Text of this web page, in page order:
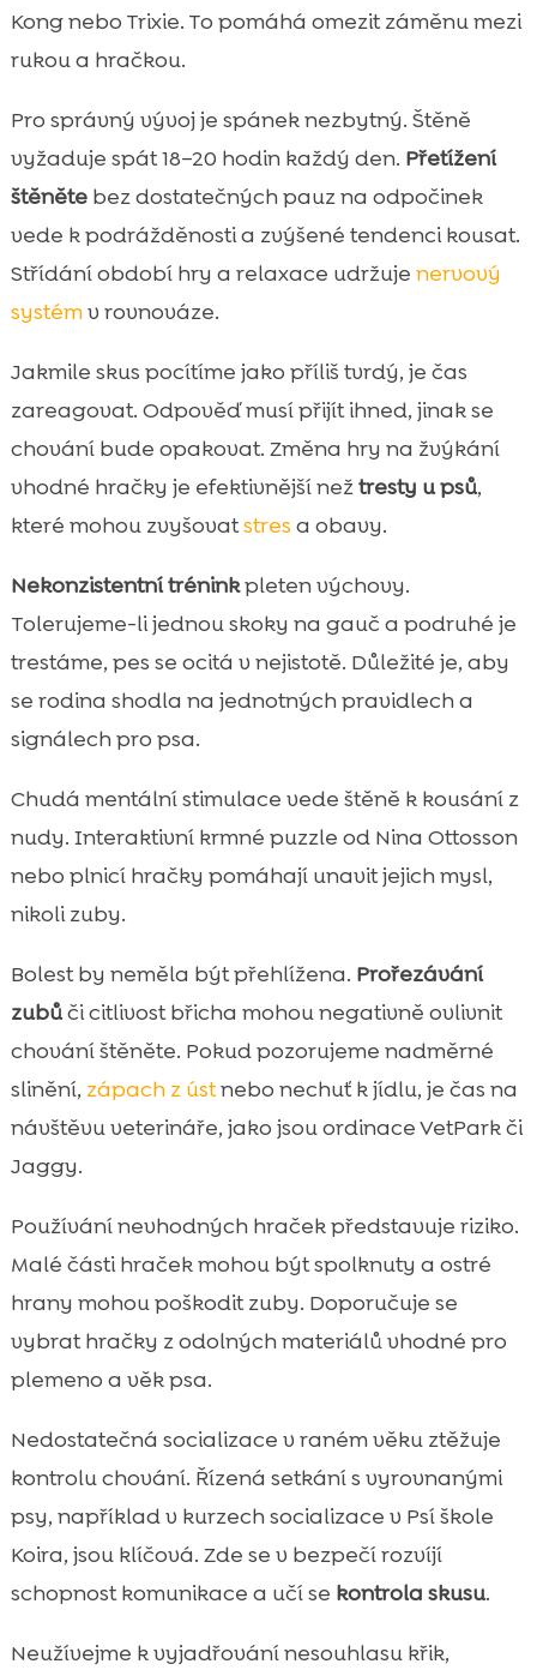
Kong nebo Trixie. To pomáhá omezit záměnu mezi
rukou a hračkou.
Pro správný vývoj je spánek nezbytný. Štěně
vyžaduje spát 18–20 hodin každý den. Přetížení
štěnětebez dostatečných pauz na odpočinek
vede k podrážděnosti a zvýšené tendenci kousat.
Střídání období hry a relaxace udržuje nervový
systémv rovnováze.
Jakmile skus pocítíme jako příliš tvrdý, je čas
zareagovat. Odpověď musí přijít ihned, jinak se
chování bude opakovat. Změna hry na žvýkání
vhodné hračky je efektivnější nežtresty u psů,
které mohou zvyšovatstres a obavy.
Nekonzistentní tréninkpleten výchovy.
Tolerujeme-li jednou skoky na gauč a podruhé je
trestáme, pes se ocitá v nejistotě. Důležité je, aby
se rodina shodla na jednotných pravidlech a
signálech pro psa.
Chudá mentální stimulace vede štěně k kousání z
nudy. Interaktivní krmné puzzle od Nina Ottosson
nebo plnicí hračky pomáhají unavit jejich mysl,
nikoli zuby.
Bolest by neměla být přehlížena. Prořezávání
zubůči citlivost břicha mohou negativně ovlivnit
chování štěněte. Pokud pozorujeme nadměrné
slinění, zápach z ústnebo nechuť k jídlu, je čas na
návštěvu veterináře, jako jsou ordinace VetPark či
Jaggy.
Používání nevhodných hraček představuje riziko.
Malé části hraček mohou být spolknuty a ostré
hrany mohou poškodit zuby. Doporučuje se
vybrat hračky z odolných materiálů vhodné pro
plemeno a věk psa.
Nedostatečná socializace v raném věku ztěžuje
kontrolu chování. Řízená setkání s vyrovnanými
psy, například v kurzech socializace v Psí škole
Koira, jsou klíčová. Zde se v bezpečí rozvíjí
schopnost komunikace a učí se kontrola skusu.
Neužívejme k vyjadřování nesouhlasu křik,